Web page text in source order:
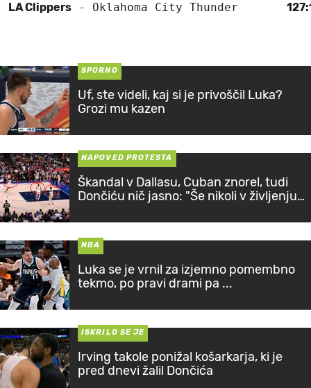
LA Clippers - Oklahoma City Thunder
SPORNO
Uf, ste videli, kaj si je privoščil Luka?
Grozi mu kazen
NAPOVED PROTESTA
Škandal v Dallasu, Cuban znorel, tudi
Dončiću nič jasno: "Še nikoli v življenju
NBA
Luka se je vrnil za izjemno pomembno
tekmo, po pravi drami pa ...
ISKRILO SE JE
Irving takole ponižal košarkarja, ki je
pred dnevi žalil Dončića